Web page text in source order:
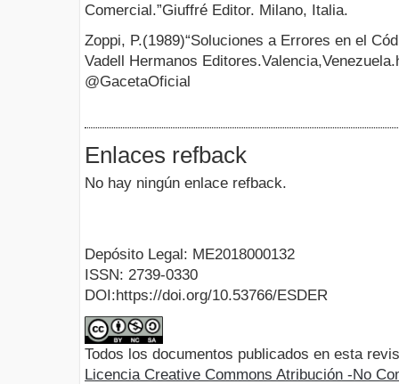
Comercial.”Giuffré Editor. Milano, Italia.
Zoppi, P.(1989)“Soluciones a Errores en el
Vadell Hermanos
@GacetaOficial
Enlaces refback
No hay ningún enlace refback.
Depósito Legal: ME2018000132
ISSN: 2739-0330
DOI:https://doi.org/10.53766/ESDER
Todos los documentos publicados en esta
Licencia Creative Commons Atribución -No